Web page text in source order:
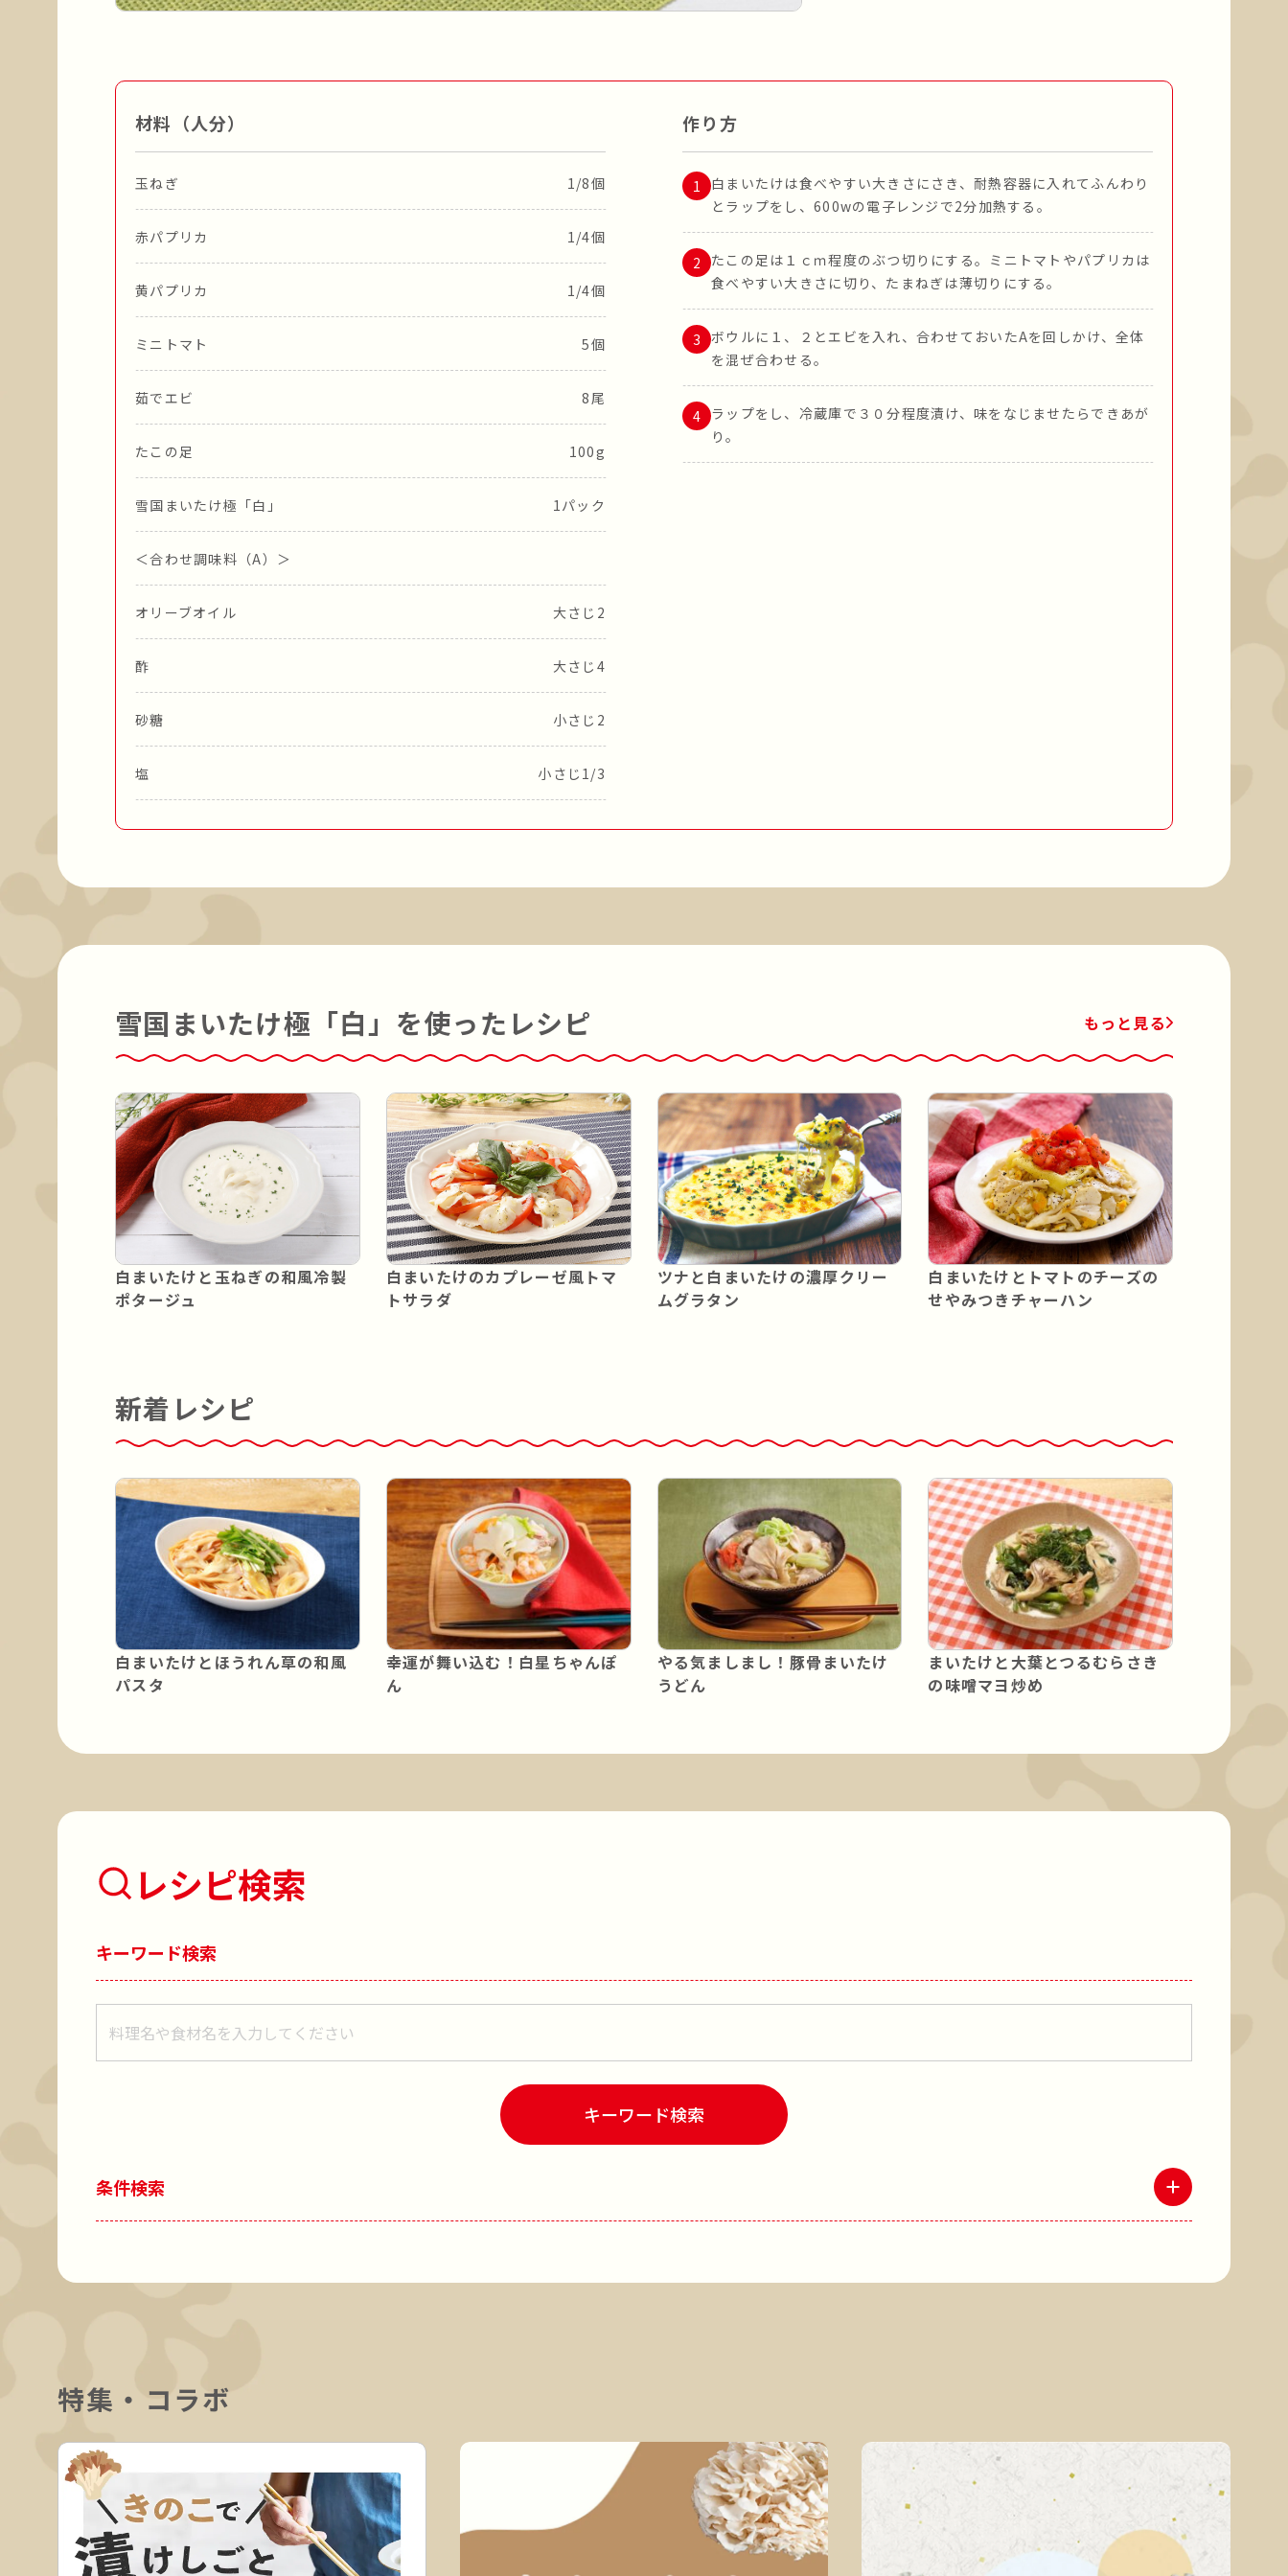
材料（人分）
玉ねぎ 1/8個
赤パプリカ 1/4個
黄パプリカ 1/4個
ミニトマト 5個
茹でエビ 8尾
たこの足 100g
雪国まいたけ極「白」 1パック
＜合わせ調味料（A）＞
オリーブオイル 大さじ2
酢 大さじ4
砂糖 小さじ2
塩 小さじ1/3
作り方
白まいたけは食べやすい大きさにさき、耐熱容器に入れてふんわり
とラップをし、600wの電子レンジで2分加熱する。
たこの足は１ｃｍ程度のぶつ切りにする。ミニトマトやパプリカは
食べやすい大きさに切り、たまねぎは薄切りにする。
ボウルに１、２とエビを入れ、合わせておいたAを回しかけ、全体
を混ぜ合わせる。
ラップをし、冷蔵庫で３０分程度漬け、味をなじませたらできあが
り。
雪国まいたけ極「白」を使ったレシピ もっと見る
白まいたけと玉ねぎの和風冷製
ポタージュ
白まいたけのカプレーゼ風トマ
トサラダ
ツナと白まいたけの濃厚クリー
ムグラタン
白まいたけとトマトのチーズの
せやみつきチャーハン
新着レシピ
白まいたけとほうれん草の和風
パスタ
幸運が舞い込む！白星ちゃんぽ
ん
やる気ましまし！豚骨まいたけ
うどん
まいたけと大葉とつるむらさき
の味噌マヨ炒め
レシピ検索
キーワード検索
キーワード検索
条件検索
特集・コラボ